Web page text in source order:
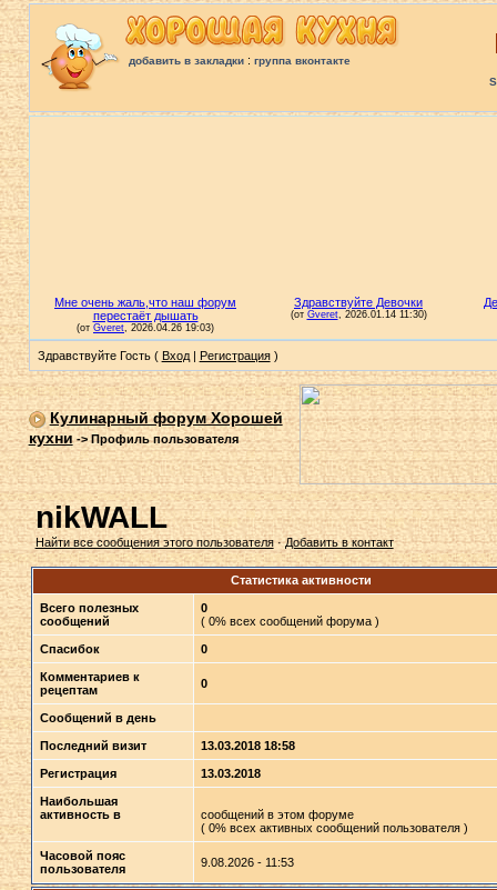
добавить в закладки: группа вконтакте
Здравствуйте Гость ( Вход| Регистрация)
Кулинарный форум Хорошей
кухни->Профиль пользователя
nikWALL
Найти все сообщения этого пользователя·Добавить в контакт
Статистика активности
Всего полезных
сообщений
0
( 0% всех сообщений форума )
Спасибок 0
Комментариев к
рецептам
0
Сообщений в день
Последний визит 13.03.2018 18:58
Регистрация 13.03.2018
Наибольшая
активность в
сообщений в этом форуме
( 0% всех активных сообщений пользователя )
Часовой пояс
пользователя
9.08.2026 - 11:53